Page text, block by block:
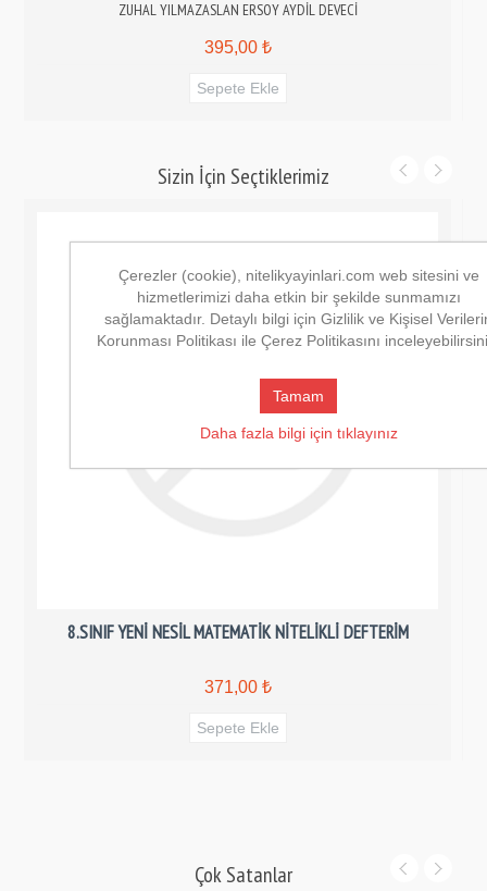
ZUHAL YILMAZASLAN ERSOY AYDİL DEVECİ
395,00 ₺
Sizin İçin Seçtiklerimiz
8.SINIF YENİ NESİL MATEMATİK NİTELİKLİ DEFTERİM
371,00 ₺
Çok Satanlar
Çerezler (cookie), nitelikyayinlari.com web sitesini ve
hizmetlerimizi daha etkin bir şekilde sunmamızı
sağlamaktadır. Detaylı bilgi için Gizlilik ve Kişisel
Korunması Politikası ile Çerez Politikasını
Tamam
Daha fazla bilgi için tıklayınız